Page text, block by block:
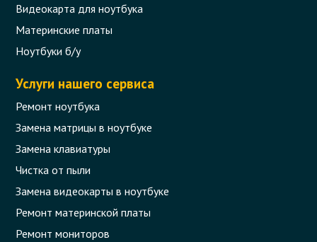
Видеокарта для ноутбука
Материнские платы
Ноутбуки б/у
Услуги нашего сервиса
Ремонт ноутбука
Замена матрицы в ноутбуке
Замена клавиатуры
Чистка от пыли
Замена видеокарты в ноутбуке
Ремонт материнской платы
Ремонт мониторов